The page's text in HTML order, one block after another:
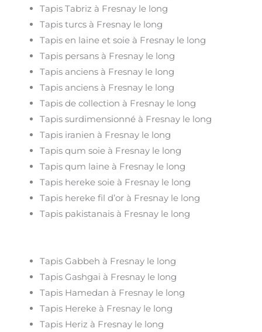
Tapis Tabriz à Fresnay le long
Tapis turcs à Fresnay le long
Tapis en laine et soie à Fresnay le long
Tapis persans à Fresnay le long
Tapis anciens à Fresnay le long
Tapis anciens à Fresnay le long
Tapis de collection à Fresnay le long
Tapis surdimensionné à Fresnay le long
Tapis iranien à Fresnay le long
Tapis qum soie à Fresnay le long
Tapis qum laine à Fresnay le long
Tapis hereke soie à Fresnay le long
Tapis hereke fil d’or à Fresnay le long
Tapis pakistanais à Fresnay le long
Tapis Gabbeh à Fresnay le long
Tapis Gashgai à Fresnay le long
Tapis Hamedan à Fresnay le long
Tapis Hereke à Fresnay le long
Tapis Heriz à Fresnay le long